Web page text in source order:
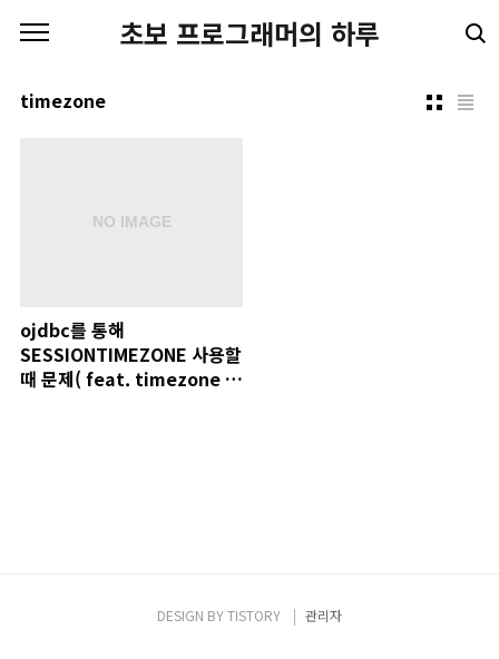
초보 프로그래머의 하루
timezone
ojdbc를 통해
SESSIONTIMEZONE 사용할
때 문제( feat. timezone 에
DESIGN BYTISTORY 관리자